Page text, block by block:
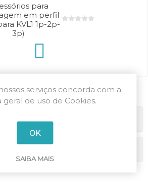
para
em perfil
KVL1 1p-2p-
3p)
serviços concorda com a
geral de uso de Cookies.
OK
SAIBA MAIS